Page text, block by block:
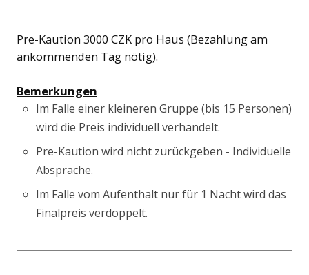
Pre-Kaution 3000 CZK pro Haus (Bezahlung am
ankommenden Tag nötig).
Bemerkungen
Im Falle einer kleineren Gruppe (bis 15 Personen)
wird die Preis individuell verhandelt.
Pre-Kaution wird nicht zurückgeben - Individuelle
Absprache.
Im Falle vom Aufenthalt nur für 1 Nacht wird das
Finalpreis verdoppelt.